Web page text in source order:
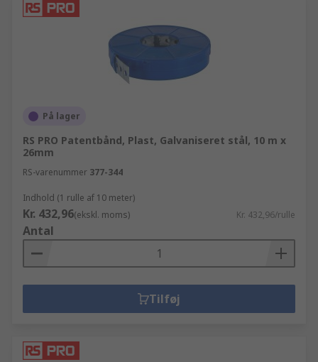
På lager
RS PRO Patentbånd, Plast, Galvaniseret stål, 10 m x
26mm
RS-varenummer 377-344
Indhold (1 rulle af 10 meter)
Kr. 432,96(ekskl. moms) Kr. 432,96/rulle
Antal
Tilføj